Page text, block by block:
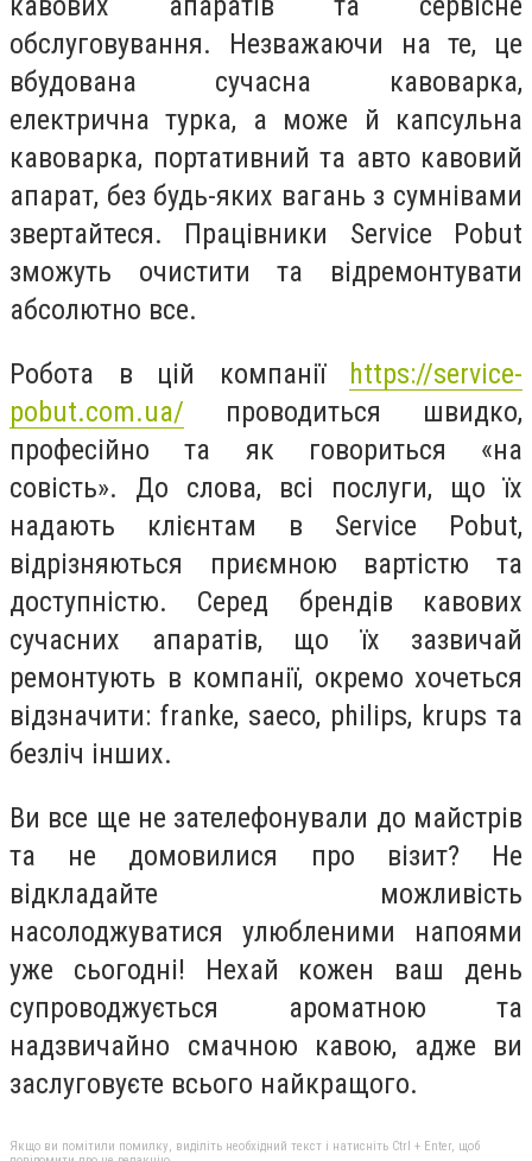
обслуговування. Незважаючи на те, це
вбудована сучасна кавоварка,
електрична турка, а може й капсульна
кавоварка, портативний та авто кавовий
апарат, без будь-яких вагань з сумнівами
звертайтеся. Працівники Service Pobut
зможуть очистити та відремонтувати
абсолютно все.
Робота в цій компанії
https://service-
pobut.com.ua/ проводиться швидко,
професійно та як говориться «на
совість». До слова, всі послуги, що їх
надають клієнтам в Service Pobut,
відрізняються приємною вартістю та
доступністю. Серед брендів кавових
сучасних апаратів, що їх зазвичай
ремонтують в компанії, окремо хочеться
відзначити: franke, saeco, philips, krups та
безліч інших.
Ви все ще не зателефонували до майстрів
та не домовилися про візит? Не
відкладайте можливість
насолоджуватися улюбленими напоями
уже сьогодні! Нехай кожен ваш день
супроводжується ароматною та
надзвичайно смачною кавою, адже ви
заслуговуєте всього найкращого.
Якщо ви помітили помилку, виділіть необхідний текст і натисніть Ctrl + Enter, щоб